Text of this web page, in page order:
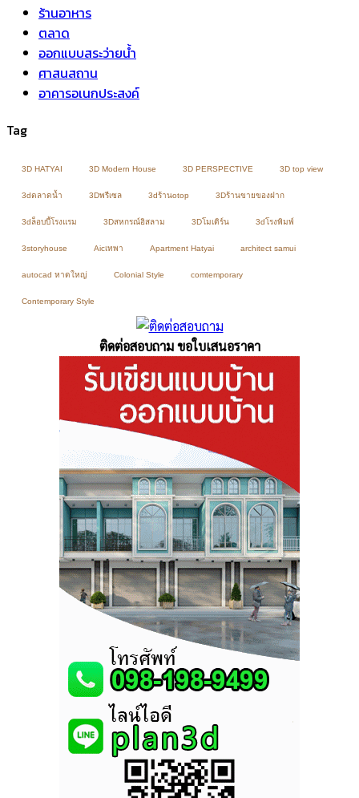
ร้านอาหาร
ตลาด
ออกแบบสระว่ายน้ำ
ศาสนสถาน
อาคารอเนกประสงค์
Tag
3D HATYAI 3D Modern House 3D PERSPECTIVE 3D top view
3dตลาดน้ำ 3Dพรีเซล 3dร้านotop 3Dร้านขายของฝาก
3dล็อบบี้โรงแรม 3Dสหกรณ์อิสลาม 3Dโมเดิร์น 3dโรงพิมพ์
3storyhouse Aicเทพา Apartment Hatyai architect samui
autocad หาดใหญ่ Colonial Style comtemporary
Contemporary Style
ติดต่อสอบถาม ขอใบเสนอราคา